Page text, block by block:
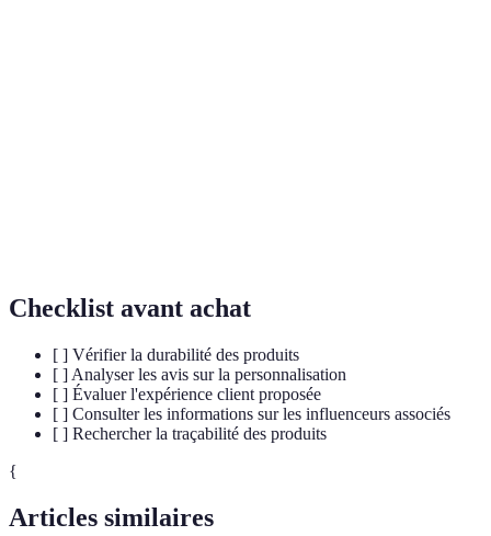
Checklist avant achat
[ ] Vérifier la durabilité des produits
[ ] Analyser les avis sur la personnalisation
[ ] Évaluer l'expérience client proposée
[ ] Consulter les informations sur les influenceurs associés
[ ] Rechercher la traçabilité des produits
{
Articles similaires